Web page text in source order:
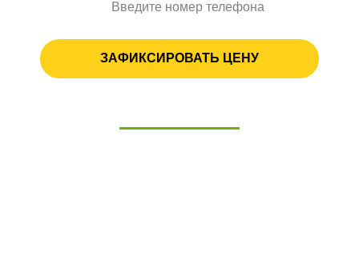
Введите номер телефона
ЗАФИКСИРОВАТЬ ЦЕНУ